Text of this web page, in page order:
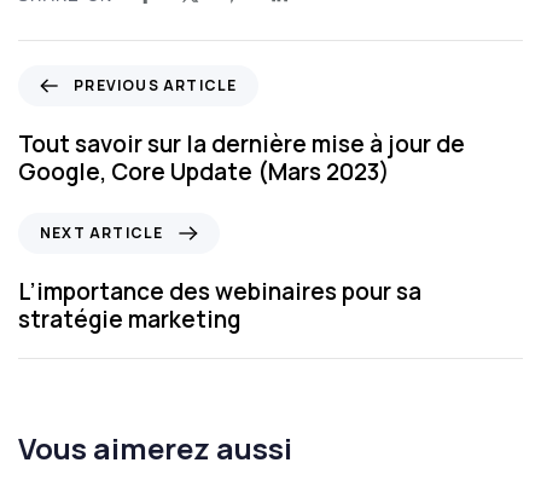
PREVIOUS ARTICLE
Tout savoir sur la dernière mise à jour de
Google, Core Update (Mars 2023)
NEXT ARTICLE
L’importance des webinaires pour sa
stratégie marketing
Vous aimerez aussi